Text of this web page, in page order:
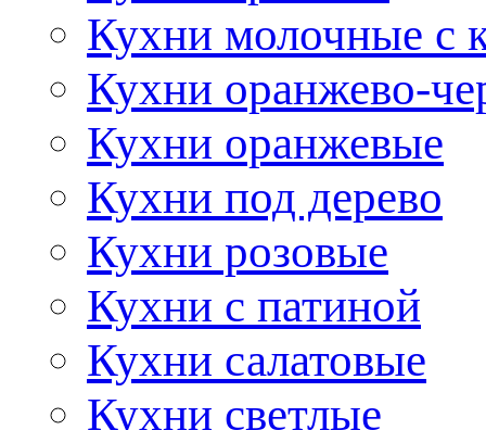
Кухни молочные с
Кухни оранжево-
Кухни оранжевые
Кухни под дерево
Кухни розовые
Кухни с патиной
Кухни салатовые
Кухни светлые